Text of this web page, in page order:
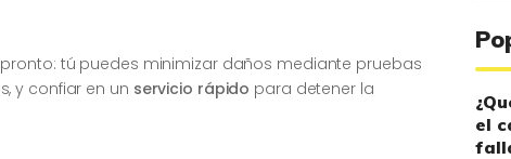
tú puedes minimizar daños mediante pruebas
y confiar en un servicio rápido para detener la
el